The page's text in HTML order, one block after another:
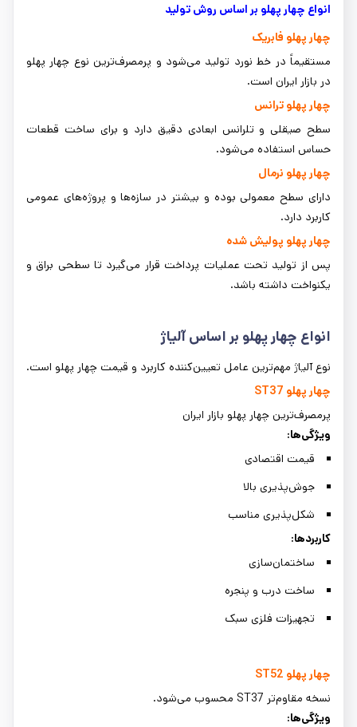
انواع چهار پهلو بر اساس روش تولید
چهار پهلو فابریک
مستقیماً در خط نورد تولید می‌شود و پرمصرف‌ترین نوع چهار پهلو
در بازار ایران است.
چهار پهلو ترانس
سطح صیقلی و تلرانس ابعادی دقیق دارد و برای ساخت قطعات
حساس استفاده می‌شود.
چهار پهلو نرمال
دارای سطح معمولی بوده و بیشتر در سازه‌ها و پروژه‌های عمومی
کاربرد دارد.
چهار پهلو پولیش شده
پس از تولید تحت عملیات پرداخت قرار می‌گیرد تا سطحی براق و
یکنواخت داشته باشد.
انواع چهار پهلو بر اساس آلیاژ
نوع آلیاژ مهم‌ترین عامل تعیین‌کننده کاربرد و قیمت چهار پهلو است.
چهار پهلو ST37
پرمصرف‌ترین چهار پهلو بازار ایران
ویژگی‌ها:
قیمت اقتصادی
جوش‌پذیری بالا
شکل‌پذیری مناسب
کاربردها:
ساختمان‌سازی
ساخت درب و پنجره
تجهیزات فلزی سبک
چهار پهلو
نسخه مقاوم‌تر ST37 محسوب می‌شود.
ویژگی‌ها: